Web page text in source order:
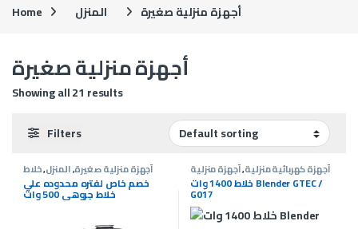
Home المنزل أجهزة منزلية صغيرة
أجهزة منزلية صغيرة
Showing all 21 results
Filters
أجهزة منزلية صغيرة,المنزل,خلاط
خصم خاص لفتره محدوده علي
خلاط جروهي 500 وات
أجهزة كهربائية منزلية,أجهزة منزلية
صغيرة,المنزل,خلاط, عروض G-Tec خلاط 1400 وات Blender GTEC /
G017